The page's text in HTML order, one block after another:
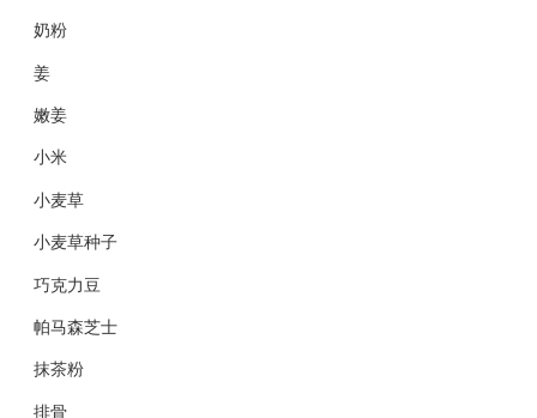
奶粉
姜
嫩姜
小米
小麦草
小麦草种子
巧克力豆
帕马森芝士
抹茶粉
排骨